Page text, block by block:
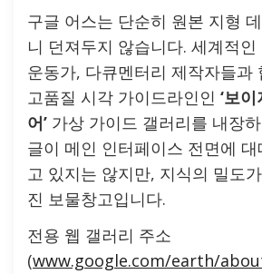
구글 어스는 단순히 원본 지형
니 던져두지 않습니다. 세계적
운동가, 다큐멘터리 제작자들과
고품질 시각 가이드라인인 ‘보
어’ 가상 가이드 갤러리를 내장
글이 메인 인터페이스 전면에
고 있지는 않지만, 지식의 밀도
진 보물창고입니다.
전용 웹 갤러리 주소
(www.google.com/earth/